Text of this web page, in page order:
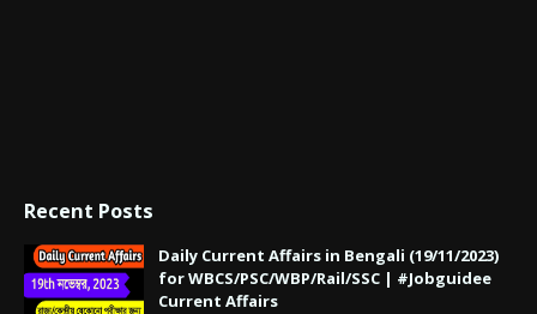
Recent Posts
Daily Current Affairs in Bengali (19/11/2023)
for WBCS/PSC/WBP/Rail/SSC | #Jobguidee
Current Affairs